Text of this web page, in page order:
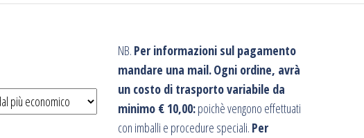
NB. Per informazioni sul pagamento
mandare una mail.Ogni ordine, avrà
un costo di trasporto variabile da
minimo € 10,00:poichè vengono effettuati
con imballi e procedure speciali. Per